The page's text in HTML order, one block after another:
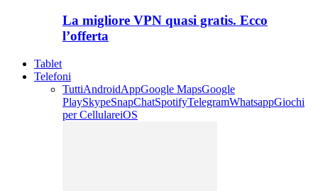
La migliore VPN quasi gratis. Ecco
l’offerta
Tablet
Telefoni
TuttiAndroidAppGoogle MapsGoogle
PlaySkypeSnapChatSpotifyTelegramWhatsappGiochi
per CellulareiOS